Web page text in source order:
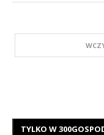
TYLKO W